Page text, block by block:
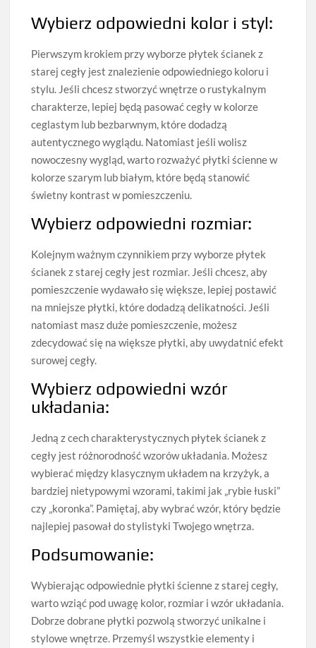
Wybierz odpowiedni kolor i styl:
Pierwszym krokiem przy wyborze płytek ścianek z
starej cegły jest znalezienie odpowiedniego koloru i
stylu. Jeśli chcesz stworzyć wnętrze o rustykalnym
charakterze, lepiej będą pasować cegły w kolorze
ceglastym lub bezbarwnym, które dodadzą
autentycznego wyglądu. Natomiast jeśli wolisz
nowoczesny wygląd, warto rozważyć płytki ścienne w
kolorze szarym lub białym, które będą stanowić
świetny kontrast w pomieszczeniu.
Wybierz odpowiedni rozmiar:
Kolejnym ważnym czynnikiem przy wyborze płytek
ścianek z starej cegły jest rozmiar. Jeśli chcesz, aby
pomieszczenie wydawało się większe, lepiej postawić
na mniejsze płytki, które dodadzą delikatności. Jeśli
natomiast masz duże pomieszczenie, możesz
zdecydować się na większe płytki, aby uwydatnić efekt
surowej cegły.
Wybierz odpowiedni wzór
układania:
Jedną z cech charakterystycznych płytek ścianek z
cegły jest różnorodność wzorów układania. Możesz
wybierać między klasycznym układem na krzyżyk, a
bardziej nietypowymi wzorami, takimi jak „rybie łuski”
czy „koronka”. Pamiętaj, aby wybrać wzór, który będzie
najlepiej pasował do stylistyki Twojego wnętrza.
Podsumowanie:
Wybierając odpowiednie płytki ścienne z starej cegły,
warto wziąć pod uwagę kolor, rozmiar i wzór układania.
Dobrze dobrane płytki pozwolą stworzyć unikalne i
stylowe wnętrze. Przemyśl wszystkie elementy i